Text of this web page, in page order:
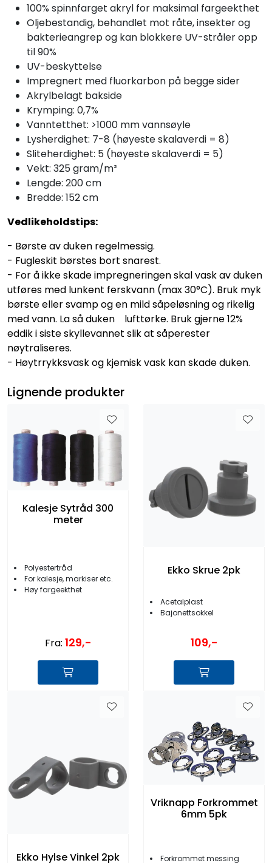
100% spinnfarget akryl for maksimal fargeekthet
Oljebestandig, behandlet mot råte, insekter og
bakterieangrep og kan blokkere UV-stråler opp
til 90%
UV-beskyttelse
Impregnert med fluorkarbon på begge sider
Akrylbelagt bakside
Krymping: 0,7%
Vanntetthet: >1000 mm vannsøyle
Lysherdighet: 7-8 (høyeste skalaverdi = 8)
Sliteherdighet: 5 (høyeste skalaverdi = 5)
Vekt: 325 gram/m²
Lengde: 200 cm
Bredde: 152 cm
Vedlikeholdstips:
- Børste av duken regelmessig.
- Fugleskit børstes bort snarest.
- For å ikke skade impregneringen skal vask av duken
utføres med lunkent ferskvann (max 30°C). Bruk myk
børste eller svamp og en mild såpeløsning og rikelig
med vann. La så duken lufttørke. Bruk gjerne 12%
eddik i siste skyllevannet slik at såperester
nøytraliseres.
- Høytrrykksvask og kjemisk vask kan skade duken.
Lignende produkter
Kalesje Sytråd 300
meter
Polyestertråd
For kalesje, markiser etc.
Høy fargeekthet
Fra: 129,-
Ekko Skrue 2pk
Acetalplast
Bajonettsokkel
109,-
Ekko Hylse Vinkel 2pk
Vriknapp Forkrommet
6mm 5pk
Forkrommet messing